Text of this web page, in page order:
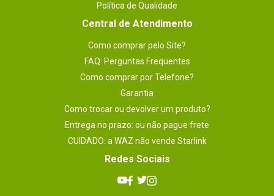
Política de Qualidade
Central de Atendimento
Como comprar pelo Site?
FAQ: Perguntas Frequentes
Como comprar por Telefone?
Garantia
Como trocar ou devolver um produto?
Entrega no prazo: ou não pague frete
CUIDADO: a WAZ não vende Starlink
Redes Sociais